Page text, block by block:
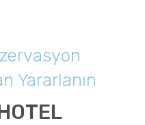
Yararlanın